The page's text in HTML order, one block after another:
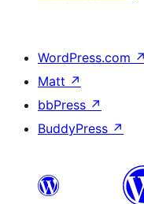
WordPress.com ↗
Matt ↗
bbPress ↗
BuddyPress ↗